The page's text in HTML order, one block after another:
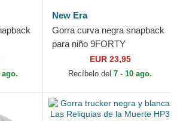
ago.
New Era
Gorra curva negra snapback
para niño 9FORTY
Wordmark de Gryffindor
Harry Potter de New Era
EUR 23,95
Recíbelo del 7 - 10 ago.